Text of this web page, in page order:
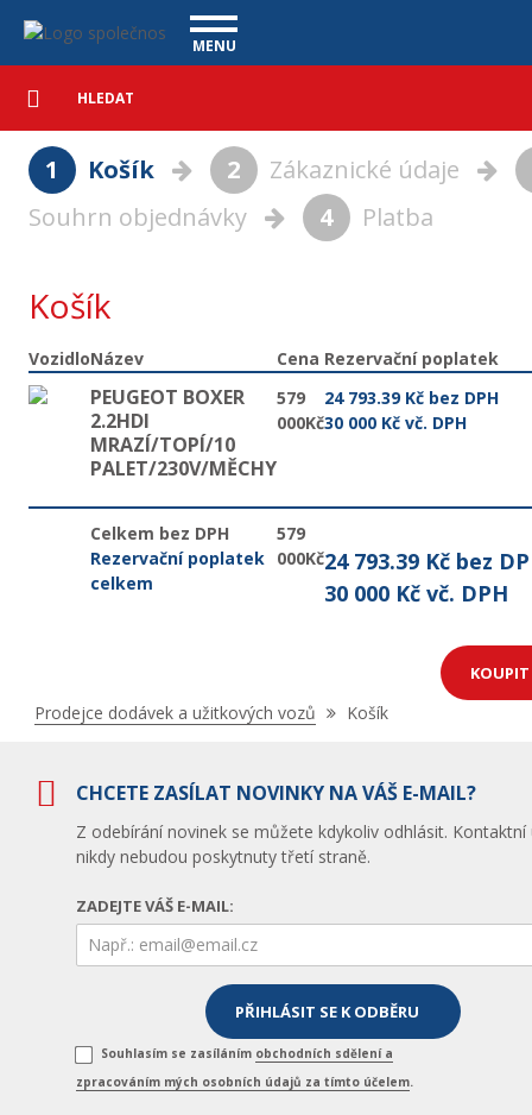
Navigace
MENU
VÝKUP VOZŮ
ÚVĚR ZDARMA
ZÁRUKA NA OJETÉ VOZY
ONLINE VIDEO PROHLÍDKY
UPLATNĚNÍ VAD
NÁŠ TÝM
NAŠE VIDEA
MAGAZÍN
KONTAKT
Podrobné
vyhledávání
Vyhledat
1 Košík 2
Zákaznické údaje
Souhrn objednávky
4 Platba
Košík
VozidloNázev Cena Rezervační poplatek
PEUGEOT BOXER
2.2HDI
MRAZÍ/TOPÍ/10
PALET/230V/MĚCHY
579
000Kč
24 793.39 Kč bez DPH
30 000 Kč vč. DPH
Celkem bez DPH
Rezervační poplatek
celkem
579
000Kč24 793.39 Kč bez
30 000 Kč vč. DPH
Nacházíte
Prodejce dodávek a užitkových vozů Košík
CHCETE ZASÍLAT NOVINKY NA VÁŠ E-MAIL?
Z odebírání novinek se můžete kdykoliv odhlásit. Kontaktní
nikdy nebudou poskytnuty třetí straně.
ZADEJTE VÁŠ E-MAIL:
Souhlasím se zasíláním obchodních sdělení a
zpracováním mých osobních údajů za tímto účelem.